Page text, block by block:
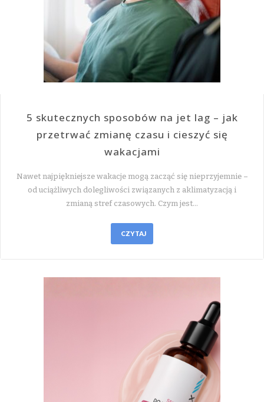
5 skutecznych sposobów na jet lag – jak
przetrwać zmianę czasu i cieszyć się
wakacjami
Nawet najpiękniejsze wakacje mogą zacząć się nieprzyjemnie –
od uciążliwych dolegliwości związanych z aklimatyzacją i
zmianą stref czasowych. Czym jest…
CZYTAJ